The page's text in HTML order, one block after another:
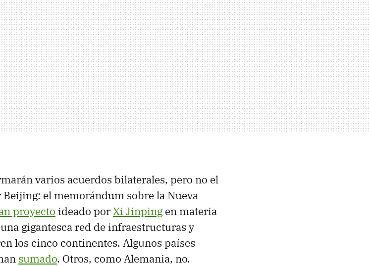
varios acuerdos bilaterales, pero no el
el memorándum sobre la Nueva
proyecto ideado porXi Jinping en materia
gigantesca red de infraestructuras y
los cinco continentes. Algunos países
sumado. Otros, como Alemania, no.